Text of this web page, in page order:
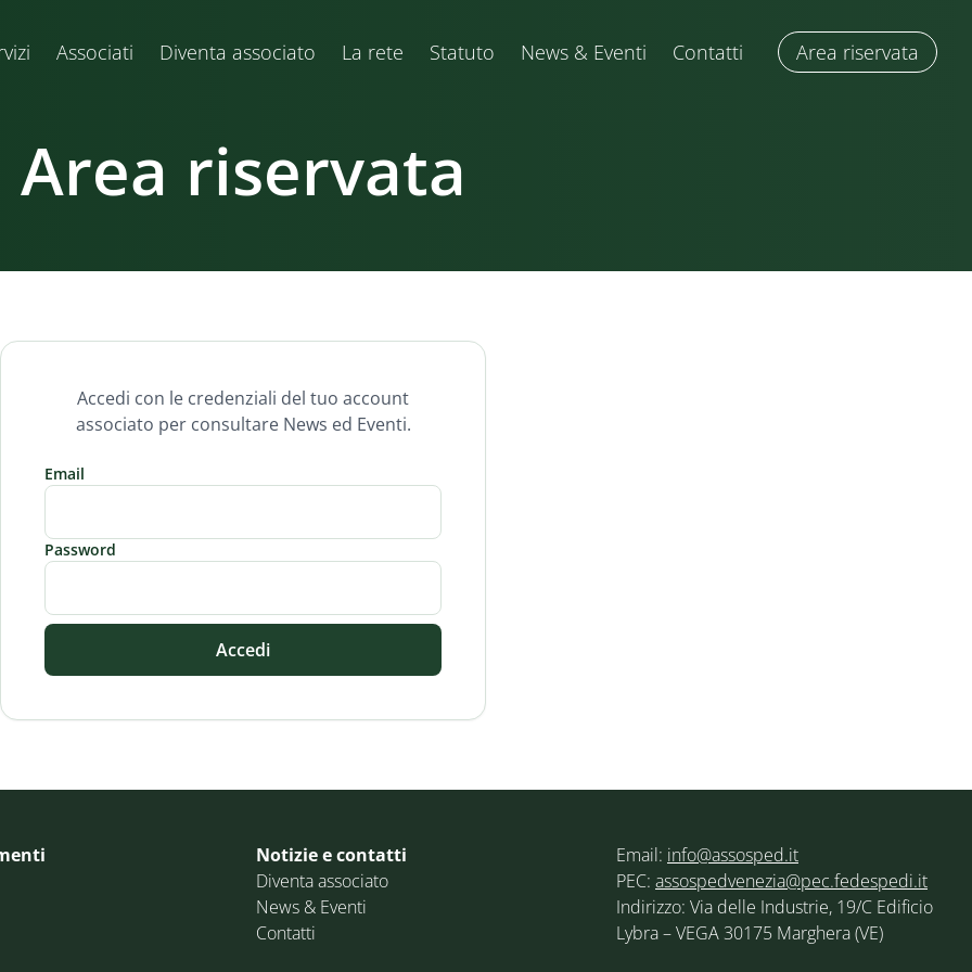
Associati Diventa associato La rete Statuto News & Eventi Contatti Area riservata
Area riservata
Accedi con le credenziali del tuo account
associato per consultare News ed Eventi.
Email
Password
Accedi
Notizie e contatti
Diventa associato
News & Eventi
Contatti
Email: info@assosped.it
PEC: assospedvenezia@pec.fedespedi.it
Indirizzo: Via delle Industrie, 19/C Edificio
Lybra – VEGA 30175 Marghera (VE)